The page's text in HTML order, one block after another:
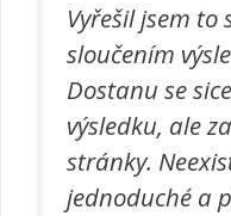
Vyřešil jsem to
sloučením
Dostanu se
výsledku, ale
stránky.
jednoduché a